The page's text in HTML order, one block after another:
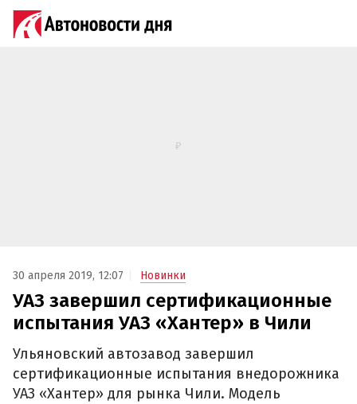
30 апреля 2019, 12:07 Новинки
УАЗ завершил сертификационные
испытания УАЗ «Хантер» в Чили
Ульяновский автозавод завершил
сертификационные испытания внедорожника
УАЗ «Хантер» для рынка Чили. Модель